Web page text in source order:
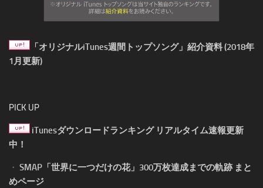
「オリジナルiTunes週間トップソング」紹介資料 (2018年
1月更新)
PICK UP
iTunesダウンロードランキング リアルタイム速報更新
中！
・ SMAP「世界に一つだけの花」300万枚達成までの軌跡 まと
めページ